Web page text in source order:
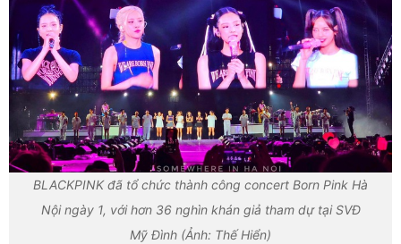
BLACKPINK đã tổ chức thành công concert Born Pink Hà
Nội ngày 1, với hơn 36 nghìn khán giả tham dự tại SVĐ
Mỹ Đình (Ảnh: Thế Hiển)